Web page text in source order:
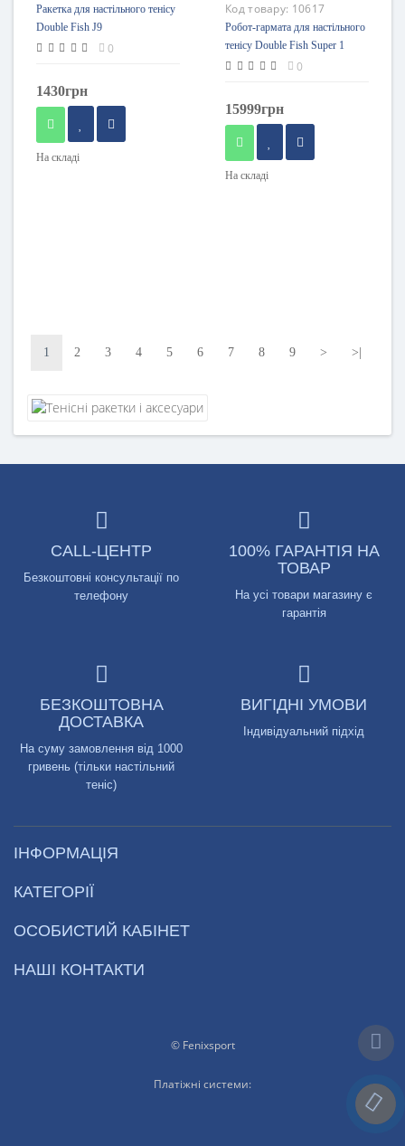
Ракетка для настільного тенісу
Double Fish J9
0
1430грн
На складі
Код товару: 10617
Робот-гармата для настільного
тенісу Double Fish Super 1
0
15999грн
На складі
1 2 3 4 5 6 7 8 9 > >|
CALL-ЦЕНТР
Безкоштовні консультації по
телефону
100% ГАРАНТІЯ НА
ТОВАР
На усі товари магазину є
гарантія
БЕЗКОШТОВНА
ДОСТАВКА
На суму замовлення від 1000
гривень (тільки настільний
теніс)
ВИГІДНІ УМОВИ
Індивідуальний підхід
ІНФОРМАЦІЯ
КАТЕГОРІЇ
ОСОБИСТИЙ КАБІНЕТ
НАШІ КОНТАКТИ
© Fenixsport
Платіжні системи: